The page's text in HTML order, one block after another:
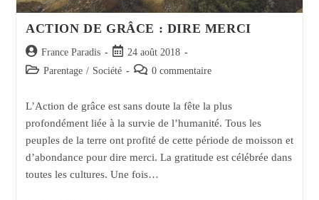
ACTION DE GRÂCE : DIRE MERCI
Auteur/autrice
de
France Paradis
Post
published:
24 août 2018
Post Parentage / Société
Post 0 commentaire
L’Action de grâce est sans doute la fête la plus
profondément liée à la survie de l’humanité. Tous les
peuples de la terre ont profité de cette période de moisson et
d’abondance pour dire merci. La gratitude est célébrée dans
toutes les cultures. Une fois…